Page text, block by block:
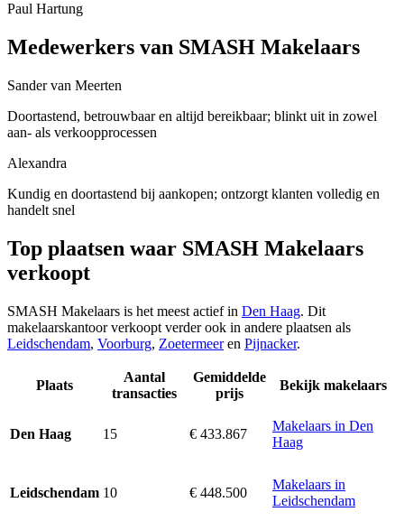
Paul Hartung
Medewerkers van SMASH Makelaars
Sander van Meerten
Doortastend, betrouwbaar en altijd bereikbaar; blinkt uit in zowel
aan- als verkoopprocessen
Alexandra
Kundig en doortastend bij aankopen; ontzorgt klanten volledig en
handelt snel
Top plaatsen waar SMASH Makelaars
verkoopt
SMASH Makelaars is het meest actief in Den Haag. Dit
makelaarskantoor verkoopt verder ook in andere plaatsen als
Leidschendam, Voorburg, Zoetermeeren Pijnacker.
Plaats
Aantal
transacties
Gemiddelde
prijs
Bekijk makelaars
Den Haag 15 € 433.867
Makelaars in Den
Haag
Leidschendam 10 € 448.500
Makelaars in
Leidschendam